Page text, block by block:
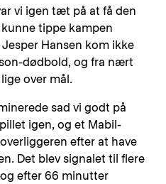
vi igen tæt på at få den
tippe kampen
Hansen kom ikke
dødbold, og fra nært
over mål.
sad vi godt på
igen, og et Mabil-
efter at have
Det blev signalet til flere
efter 66 minutter